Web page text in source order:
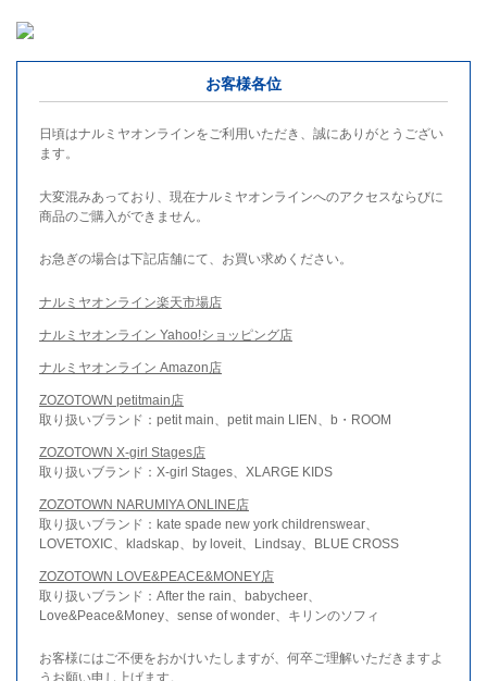
お客様各位
日頃はナルミヤオンラインをご利用いただき、誠にありがとうござい
ます。
大変混みあっており、現在ナルミヤオンラインへのアクセスならびに
商品のご購入ができません。
お急ぎの場合は下記店舗にて、お買い求めください。
ナルミヤオンライン楽天市場店
ナルミヤオンライン Yahoo!ショッピング店
ナルミヤオンライン Amazon店
ZOZOTOWN petitmain店
取り扱いブランド：petit main、petit main LIEN、b・ROOM
ZOZOTOWN X-girl Stages店
取り扱いブランド：X-girl Stages、XLARGE KIDS
ZOZOTOWN NARUMIYA ONLINE店
取り扱いブランド：kate spade new york childrenswear、
LOVETOXIC、kladskap、by loveit、Lindsay、BLUE CROSS
ZOZOTOWN LOVE&PEACE&MONEY店
取り扱いブランド：After the rain、babycheer、
Love&Peace&Money、sense of wonder、キリンのソフィ
お客様にはご不便をおかけいたしますが、何卒ご理解いただきますよ